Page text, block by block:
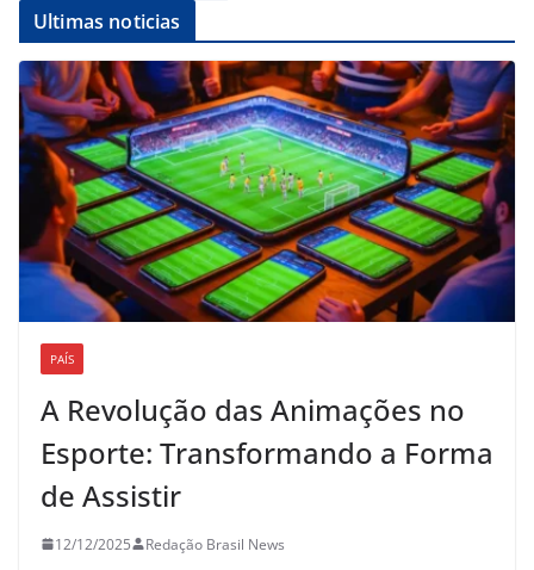
Ultimas noticias
PAÍS
A Revolução das Animações no
Esporte: Transformando a Forma
de Assistir
12/12/2025 Redação Brasil News